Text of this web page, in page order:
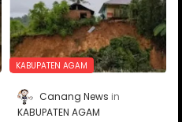
KABUPATEN AGAM
Canang News
KABUPATEN AGAM